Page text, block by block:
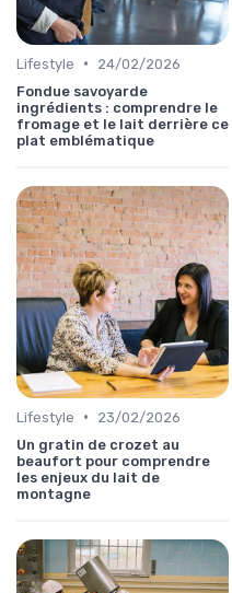
Lifestyle •
24/02/2026
Fondue savoyarde
ingrédients : comprendre le
fromage et le lait derrière ce
plat emblématique
Lifestyle •
23/02/2026
Un gratin de crozet au
beaufort pour comprendre
les enjeux du lait de
montagne